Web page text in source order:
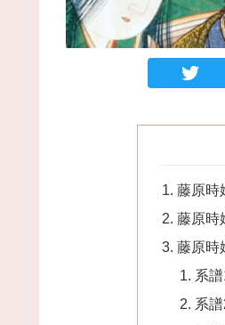
藤原時
藤原時
藤原時
系
系